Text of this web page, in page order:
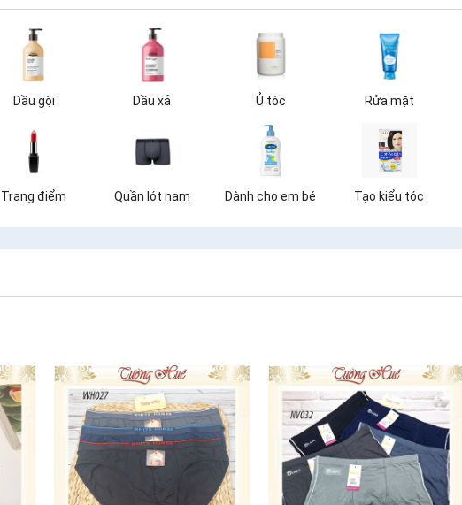
Dầu gội Dầu xả Ủ tóc Rửa mặt
Trang điểm Quần lót nam Dành cho em bé Tạo kiểu tóc